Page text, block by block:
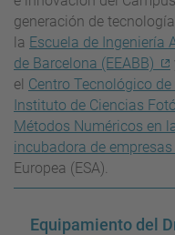
generación de
la Escuela de Ingeniería
de Barcelona (EEABB)
el Centro Tecnológico
Instituto de Ciencias
Métodos Numéricos en
incubadora de empresas
Europea (ESA).
Equipamiento del